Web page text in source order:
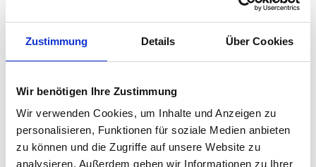
Zustimmung Details Über Cookies
Wir benötigen Ihre Zustimmung
Wir verwenden Cookies, um Inhalte und Anzeigen zu
personalisieren, Funktionen für soziale Medien anbieten
zu können und die Zugriffe auf unsere Website zu
analysieren. Außerdem geben wir Informationen zu Ihrer